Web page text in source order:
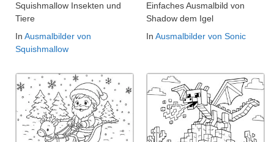
Squishmallow Insekten und
Tiere
In Ausmalbilder von
Squishmallow
Einfaches Ausmalbild von
Shadow dem Igel
In Ausmalbilder von Sonic